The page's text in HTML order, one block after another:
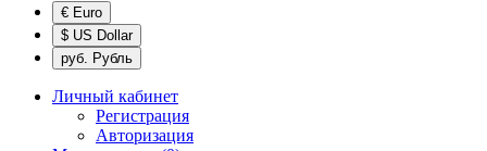
€ Euro
$ US Dollar
руб. Рубль
Личный кабинет
Регистрация
Авторизация